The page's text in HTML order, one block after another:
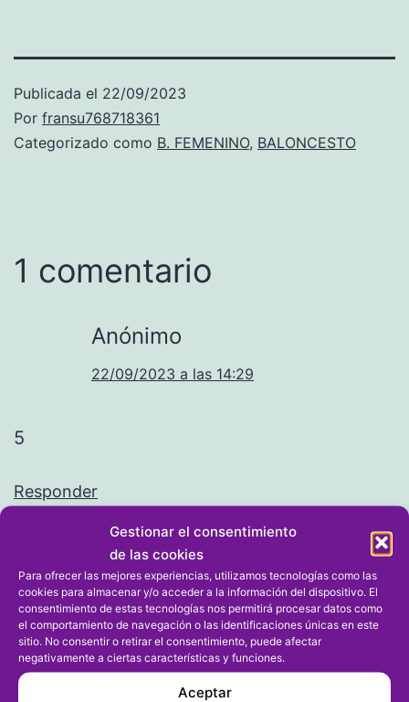
Gestionar el consentimiento
de las cookies
Para ofrecer las mejores experiencias, utilizamos tecnologías como las
cookies para almacenar y/o acceder a la información del dispositivo. El
consentimiento de estas tecnologías nos permitirá procesar datos como
el comportamiento de navegación o las identificaciones únicas en este
sitio. No consentir o retirar el consentimiento, puede afectar
negativamente a ciertas características y funciones.
Aceptar
Publicada el 22/09/2023
Por fransu768718361
Categorizado como B. FEMENINO, BALONCESTO
1 comentario
Anónimo
22/09/2023 a las 14:29
5
Responder
Dejar un comentario
Tu dirección de correo electrónico no será publicada.
Los campos obligatorios están marcados con
Comentario